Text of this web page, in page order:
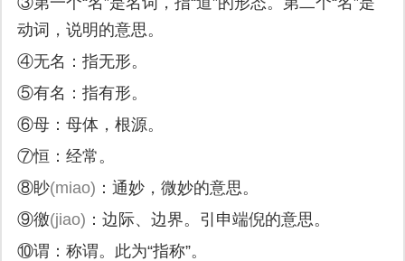
动词，说明的意思。
④无名：指无形。
⑤有名：指有形。
⑥母：母体，根源。
⑦恒：经常。
⑧眇(miao) ：通妙，微妙的意思。
⑨徼(jiao) ：边际、边界。引申端倪的意思。
⑩谓：称谓。此为“指称”。